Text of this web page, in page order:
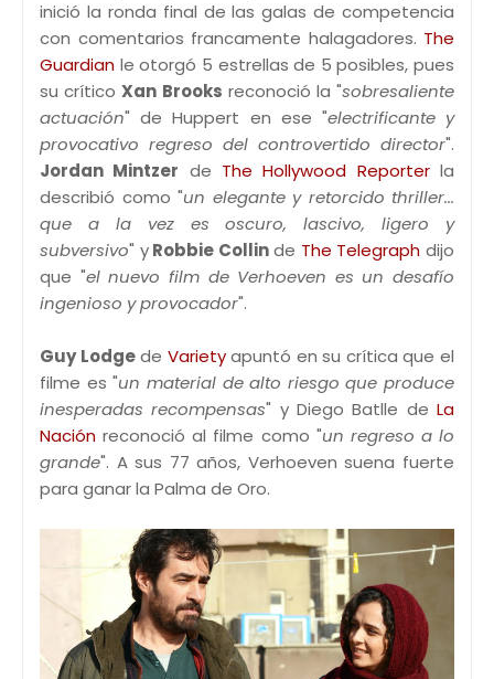
inició la ronda final de las galas de competencia
con comentarios francamente halagadores. The
Guardian le otorgó 5 estrellas de 5 posibles, pues
su críticoXan Brooks reconoció la "sobresaliente
actuación" de Huppert en ese "electrificante y
provocativo regreso del controvertido director".
Jordan Mintzer de The Hollywood Reporterla
describió como "un elegante y retorcido thriller...
que a la vez es oscuro, lascivo, ligero y
subversivo" yRobbie Collinde The Telegraph dijo
que "el nuevo film de Verhoeven es un desafío
ingenioso y provocador".
Guy Lodgede Varietyapuntó en su crítica que el
filme es "un material de alto riesgo que produce
inesperadas recompensas" y Diego Batlle deLa
Nación reconoció al filme como "un regreso a lo
grande". A sus 77 años, Verhoeven suena fuerte
para ganar la Palma de Oro.